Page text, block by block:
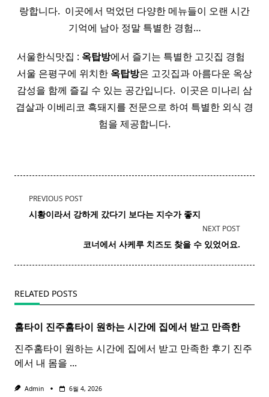
랑합니다. ​ 이곳에서 먹었던 다양한 메뉴들이 오랜 시간
기억에 남아 정말 특별한 경험…
서울한식맛집 : 옥탑방에서 즐기는 특별한 고깃집 경험 ​ ​ ​
서울 은평구에 위치한 옥탑방은 고깃집과 아름다운 옥상
감성을 함께 즐길 수 있는 공간입니다. ​ 이곳은 미나리 삼
겹살과 이베리코 흑돼지를 전문으로 하여 특별한 외식 경
험을 제공합니다.
<span
class="nav-
text">Page</span>
PREVIOUS POST
시황이라서 강하게 갔다기 보다는 지수가 좋지
NEXT POST
코너에서 사케루 치즈도 찾을 수 있었어요.
RELATED POSTS
홈타이 진주홈타이 원하는 시간에 집에서 받고 만족한
진주홈타이 원하는 시간에 집에서 받고 만족한 후기 진주
에서 내 몸을 ...
Admin 6월 4, 2026